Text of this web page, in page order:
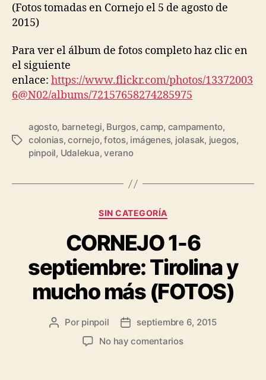
(Fotos tomadas en Cornejo el 5 de agosto de
2015)
Para ver el álbum de fotos completo haz clic en
el siguiente
enlace: https://www.flickr.com/photos/13372003
6@N02/albums/72157658274285975
agosto, barnetegi, Burgos,camp, campamento,
colonias,cornejo,fotos, imágenes, jolasak, juegos,
pinpoil, Udalekua,verano
SIN CATEGORÍA
CORNEJO 1-6
septiembre: Tirolina y
mucho más (FOTOS)
Por pinpoil
septiembre 6, 2015
No hay comentarios